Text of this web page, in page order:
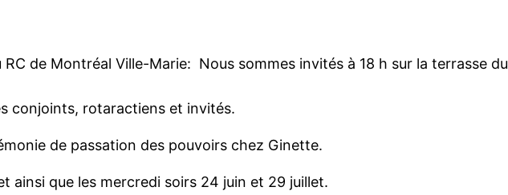
de Montréal Ville-Marie: Nous sommes invités à 18 h sur la terrasse du
conjoints, rotaractiens et invités.
de passation des pouvoirs chez Ginette.
ainsi que les mercredi soirs 24 juin et 29 juillet.